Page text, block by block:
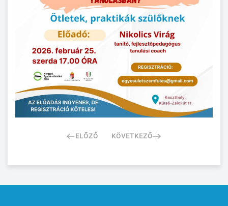
ELŐZŐ KÖVETKEZŐ